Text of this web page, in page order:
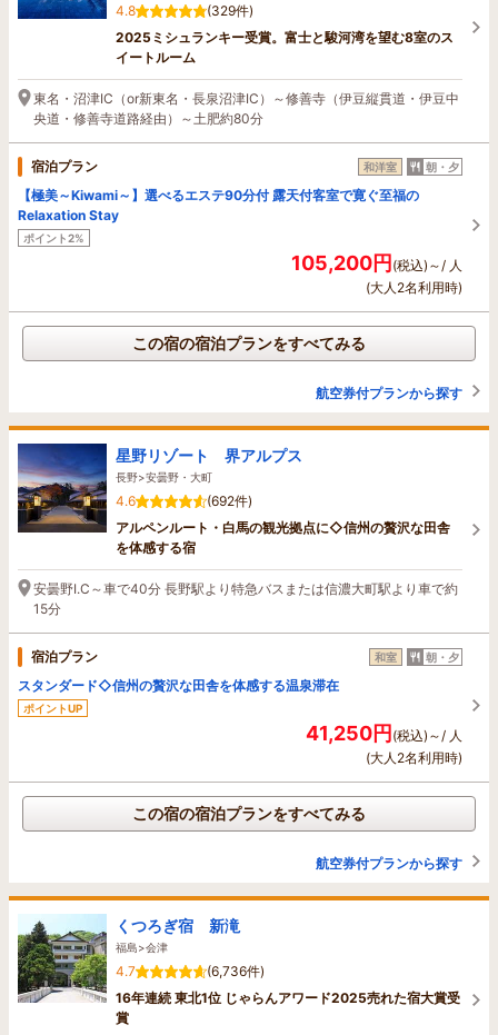
4.8
(329件)
2025ミシュランキー受賞。富士と駿河湾を望む8室のス
イートルーム
東名・沼津IC（or新東名・長泉沼津IC）～修善寺（伊豆縦貫道・伊豆中
央道・修善寺道路経由）～土肥約80分
宿泊プラン 和洋室 朝・夕
【極美～Kiwami～】選べるエステ90分付 露天付客室で寛ぐ至福の
Relaxation Stay
ポイント2%
105,200円(税込)～/ 人
(大人2名利用時)
この宿の宿泊プランをすべてみる
航空券付プランから探す
星野リゾート 界アルプス
長野>安曇野・大町
4.6
(692件)
アルペンルート・白馬の観光拠点に◇信州の贅沢な田舎
を体感する宿
安曇野I.C～車で40分 長野駅より特急バスまたは信濃大町駅より車で約
15分
宿泊プラン 和室 朝・夕
スタンダード◇信州の贅沢な田舎を体感する温泉滞在
ポイントUP
41,250円(税込)～/ 人
(大人2名利用時)
この宿の宿泊プランをすべてみる
航空券付プランから探す
くつろぎ宿 新滝
福島>会津
4.7
(6,736件)
16年連続 東北1位 じゃらんアワード2025売れた宿大賞受
賞